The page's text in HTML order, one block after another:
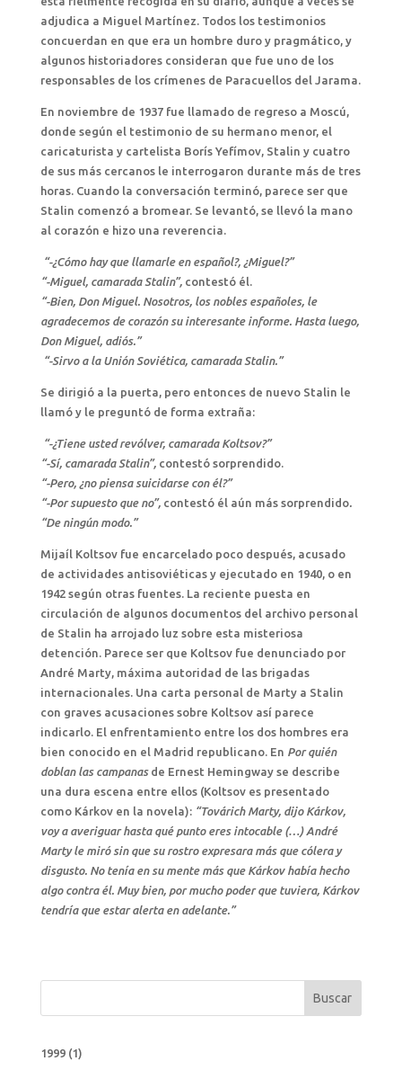
adjudica a Miguel Martínez. Todos los testimonios
concuerdan en que era un hombre duro y pragmático, y
algunos historiadores consideran que fue uno de los
responsables de los crímenes de Paracuellos del Jarama.
En noviembre de 1937 fue llamado de regreso a Moscú,
donde según el testimonio de su hermano menor, el
caricaturista y cartelista Borís Yefímov, Stalin y cuatro
de sus más cercanos le interrogaron durante más de tres
horas. Cuando la conversación terminó, parece ser que
Stalin comenzó a bromear. Se levantó, se llevó la mano
al corazón e hizo una reverencia.
“-¿Cómo hay que llamarle en español?, ¿Miguel?”
“-Miguel, camarada Stalin”,contestó él.
“-Bien, Don Miguel. Nosotros, los nobles españoles, le
agradecemos de corazón su interesante informe. Hasta luego,
Don Miguel, adiós.”
“-Sirvo a la Unión Soviética, camarada Stalin.”
Se dirigió a la puerta, pero entonces de nuevo Stalin le
llamó y le preguntó de forma extraña:
“-¿Tiene usted revólver, camarada Koltsov?”
“-Sí, camarada Stalin”,contestó sorprendido.
“-Pero, ¿no piensa suicidarse con él?”
“-Por supuesto que no”, contestó él aún más sorprendido.
“De ningún modo.”
Mijaíl Koltsov fue encarcelado poco después, acusado
de actividades antisoviéticas y ejecutado en 1940, o en
1942 según otras fuentes. La reciente puesta en
circulación de algunos documentos del archivo personal
de Stalin ha arrojado luz sobre esta misteriosa
detención. Parece ser que Koltsov fue denunciado por
André Marty, máxima autoridad de las brigadas
internacionales. Una carta personal de Marty a Stalin
con graves acusaciones sobre Koltsov así parece
indicarlo. El enfrentamiento entre los dos hombres era
bien conocido en el Madrid republicano. En Por quién
doblan las campanasde Ernest Hemingway se describe
una dura escena entre ellos (Koltsov es presentado
como Kárkov en la novela):“Továrich Marty, dijo Kárkov,
voy a averiguar hasta qué punto eres intocable (…) André
Marty le miró sin que su rostro expresara más que cólera y
disgusto. No tenía en su mente más que Kárkov había hecho
algo contra él. Muy bien, por mucho poder que tuviera, Kárkov
tendría que estar alerta en adelante.”
Buscar
1999(1)